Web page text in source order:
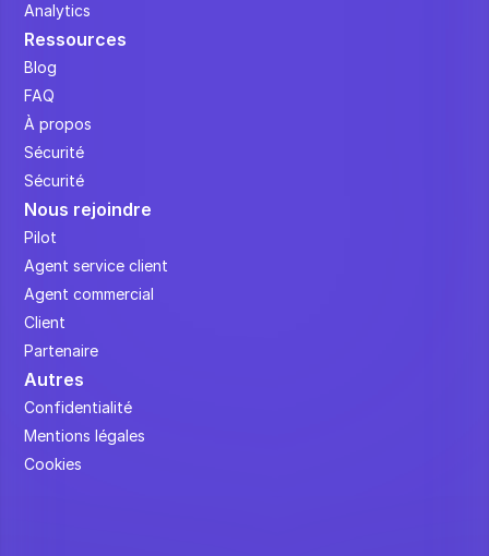
Analytics
Ressources
Blog
FAQ
À propos
Sécurité
Sécurité
Nous rejoindre
Pilot
Agent service client
Agent commercial
Client
Partenaire
Autres
Confidentialité
Mentions légales
Cookies